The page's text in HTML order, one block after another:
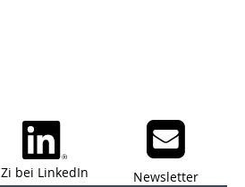
Zi bei LinkedIn Newsletter